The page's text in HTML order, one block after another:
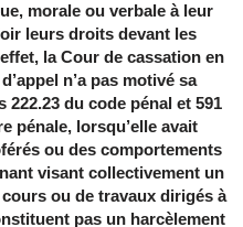
morale ou verbale à leur
leurs droits devant les
la Cour de cassation en
n’a pas motivé sa
du code pénal et 591
pénale, lorsqu’elle avait
ou des comportements
visant collectivement un
ou de travaux dirigés à
pas un harcèlement